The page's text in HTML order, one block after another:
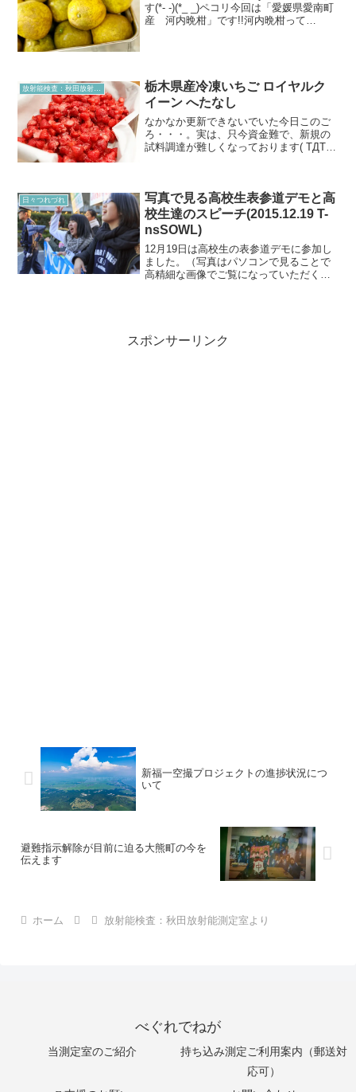
す(*- -)(*_ _)ペコリ今回は「愛媛県愛南町
産 河内晩柑」です!!河内晩柑って
放射能検査：秋田放射能測定室より
栃木県産冷凍いちご ロイヤルク
イーン へたなし
なかなか更新できないでいた今日このご
ろ・・・。実は、只今資金難で、新規の
試料調達が難しくなっております( TДT)
るという・・・o...
日々つれづれ
写真で見る高校生表参道デモと高
校生達のスピーチ(2015.12.19 T-
nsSOWL)
12月19日は高校生の表参道デモに参加し
ました。（写真はパソコンで見ることで
高精細な画像でご覧になっていただくこ
スポンサーリンク
新福一空撮プロジェクトの進捗状況につ
いて
避難指示解除が目前に迫る大熊町の今を
伝えます
ホーム 放射能検査：秋田放射能測定室より
べぐれでねが
当測定室のご紹介
持ち込み測定ご利用案内（郵送対
応可）